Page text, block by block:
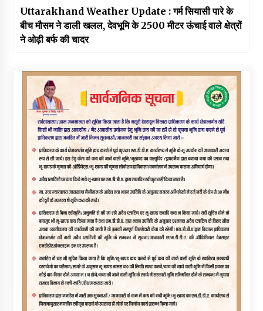
Uttarakhand Weather Update : गर्म सियासी पारे के
बीच मौसम ने डाली खलल, देवभूमि के 2500 मीटर ऊंचाई वाले क्षेत्रों
ने ओढ़ी बर्फ की चादर